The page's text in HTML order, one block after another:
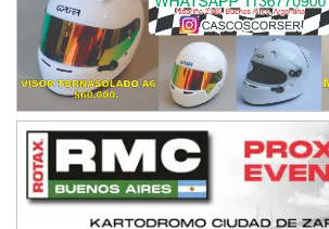
VICTORIENSE - F7
El Cerro (Tierra)
Victoria (Entre Ríos)
PATAGONICO - F6
Moto Club Reginense (Tierra)
Gral. E. Godoy (Río Negro)
CSK - F7
Juventud Unida (Tierra)
Humboldt (Santa Fe)